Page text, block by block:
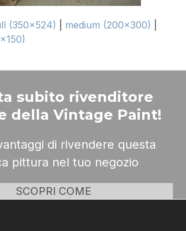
(350x524) medium (200x300)
subito rivenditore
della Vintage Paint!
di rivendere questa
pittura nel tuo negozio
SCOPRI COME